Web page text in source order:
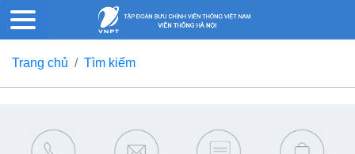
Trang chủ Tìm kiếm